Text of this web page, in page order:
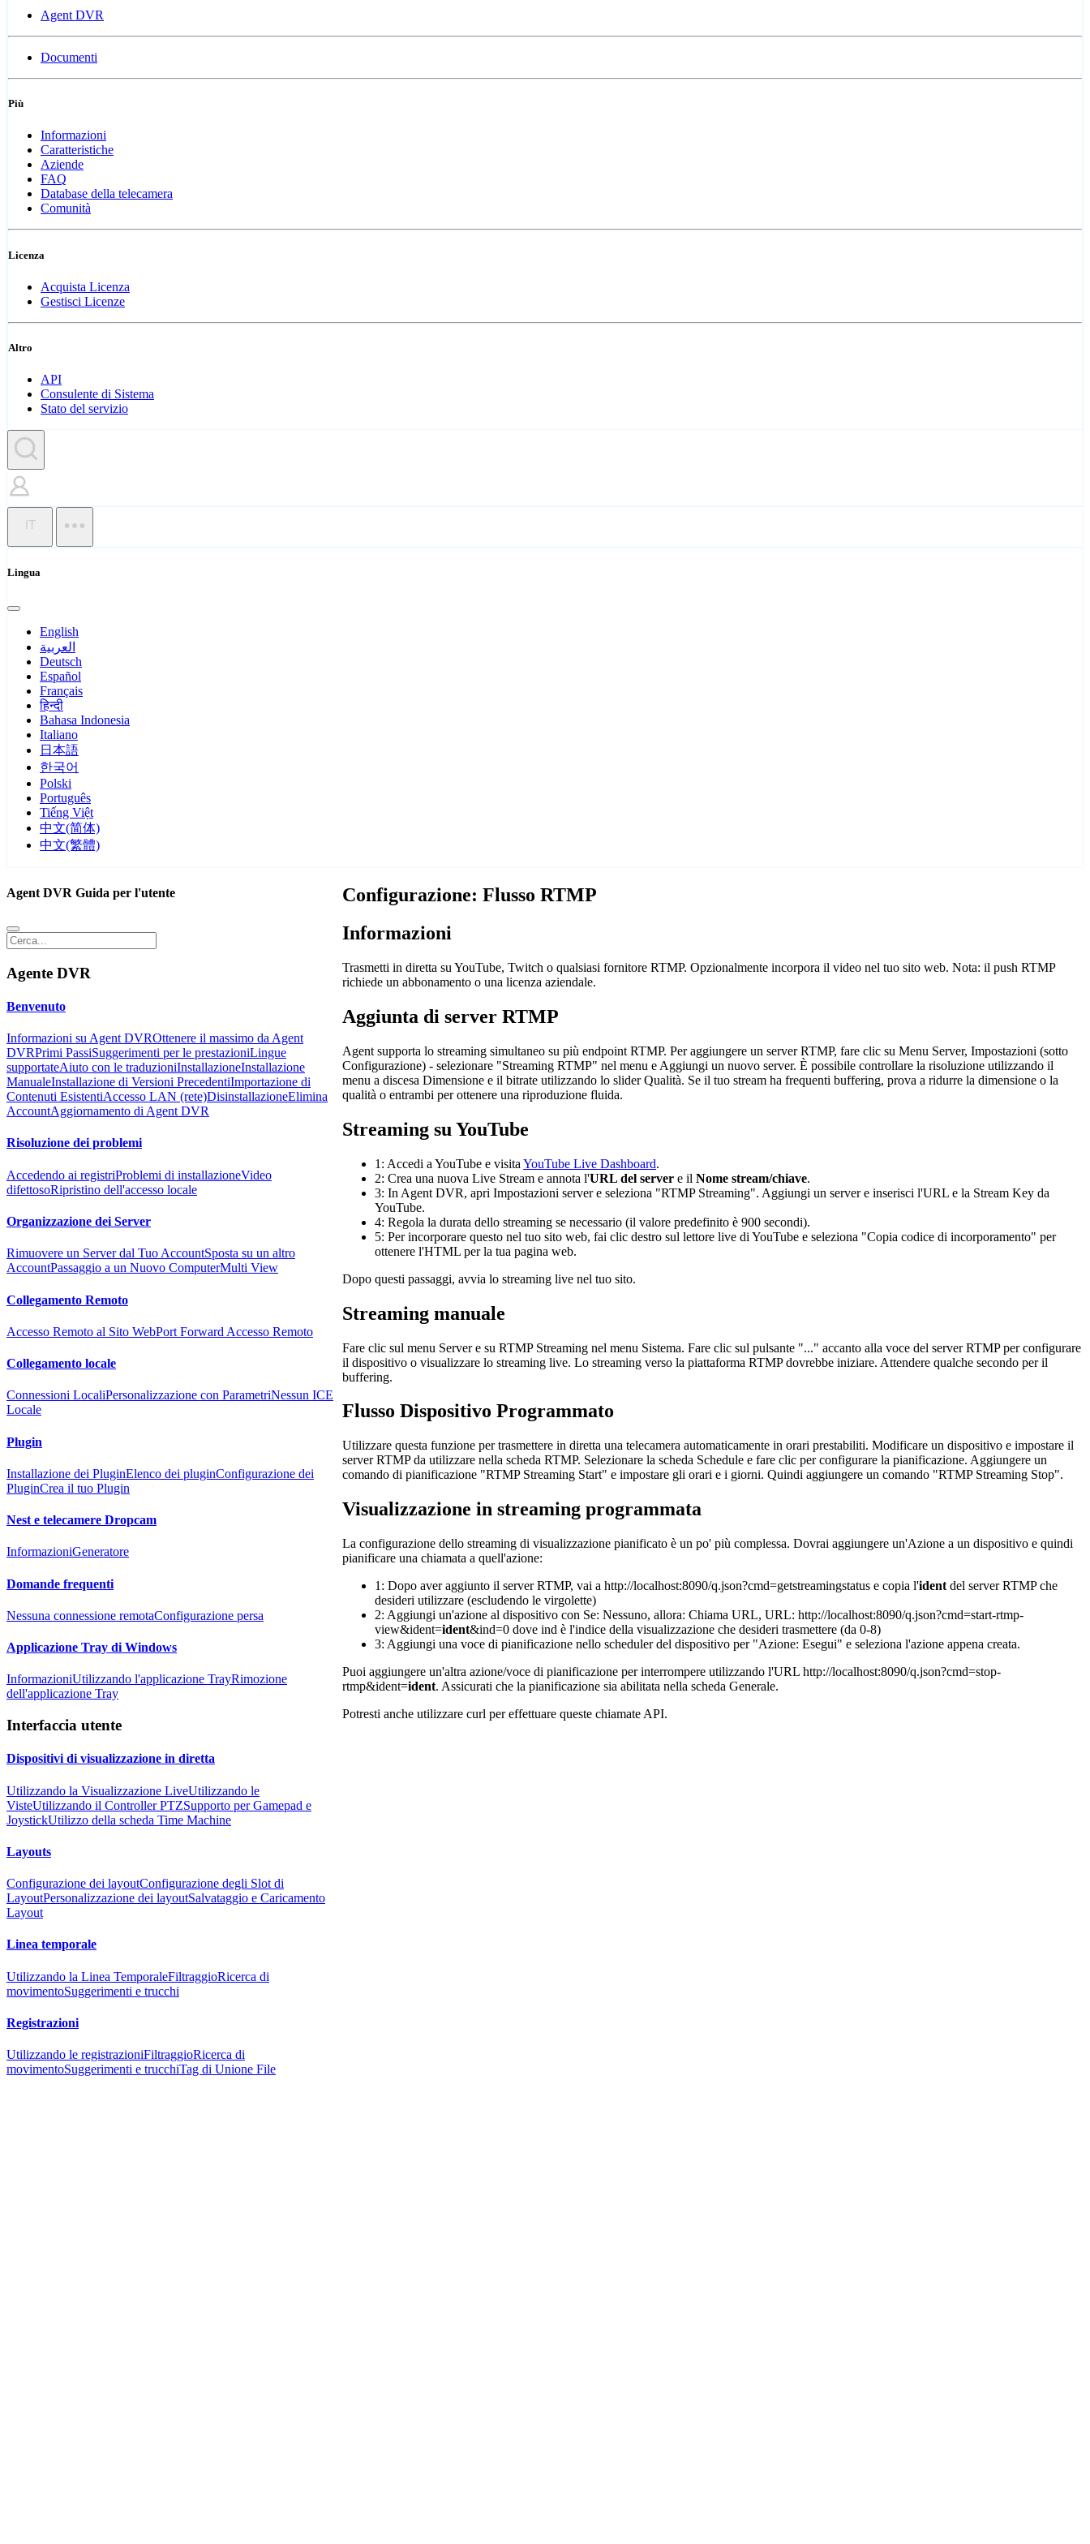
Agent DVR
Documenti
Più
Informazioni
Caratteristiche
Aziende
FAQ
Database della telecamera
Comunità
Licenza
Acquista Licenza
Gestisci Licenze
Altro
API
Consulente di Sistema
Stato del servizio
IT
Lingua
English
العربية
Deutsch
Español
Français
हिन्दी
Bahasa Indonesia
Italiano
日本語
한국어
Polski
Português
Tiếng Việt
中文(简体)
中文(繁體)
Configurazione: Flusso RTMP
Informazioni
Trasmetti in diretta su YouTube, Twitch o qualsiasi fornitore RTMP. Opzionalmente incorpora il video nel tuo sito web. Nota: il push RTMP
richiede un abbonamento o una licenza aziendale.
Aggiunta di server RTMP
Agent supporta lo streaming simultaneo su più endpoint RTMP. Per aggiungere un server RTMP, fare clic su Menu Server, Impostazioni (sotto
Configurazione) - selezionare "Streaming RTMP" nel menu e Aggiungi un nuovo server. È possibile controllare la risoluzione utilizzando il
menu a discesa Dimensione e il bitrate utilizzando lo slider Qualità. Se il tuo stream ha frequenti buffering, prova a ridurre la dimensione o la
qualità o entrambi per ottenere una riproduzione fluida.
Streaming su YouTube
1: Accedi a YouTube e visitaYouTube Live Dashboard.
2: Crea una nuova Live Stream e annota l'URL del server e ilNome stream/chiave.
3: In Agent DVR, apri Impostazioni server e seleziona "RTMP Streaming". Aggiungi un server e inserisci l'URL e la Stream Key da
YouTube.
4: Regola la durata dello streaming se necessario (il valore predefinito è 900 secondi).
5: Per incorporare questo nel tuo sito web, fai clic destro sul lettore live di YouTube e seleziona "Copia codice di incorporamento" per
ottenere l'HTML per la tua pagina web.
Dopo questi passaggi, avvia lo streaming live nel tuo sito.
Streaming manuale
Fare clic sul menu Server e su RTMP Streaming nel menu Sistema. Fare clic sul pulsante "..." accanto alla voce del server RTMP per configurare
il dispositivo o visualizzare lo streaming live. Lo streaming verso la piattaforma RTMP dovrebbe iniziare. Attendere qualche secondo per il
buffering.
Flusso Dispositivo Programmato
Utilizzare questa funzione per trasmettere in diretta una telecamera automaticamente in orari prestabiliti. Modificare un dispositivo e impostare il
server RTMP da utilizzare nella scheda RTMP. Selezionare la scheda Schedule e fare clic per configurare la pianificazione. Aggiungere un
comando di pianificazione "RTMP Streaming Start" e impostare gli orari e i giorni. Quindi aggiungere un comando "RTMP Streaming Stop".
Visualizzazione in streaming programmata
La configurazione dello streaming di visualizzazione pianificato è un po' più complessa. Dovrai aggiungere un'Azione a un dispositivo e quindi
pianificare una chiamata a quell'azione:
1: Dopo aver aggiunto il server RTMP, vai a http://localhost:8090/q.json?cmd=getstreamingstatus e copia l'ident del server RTMP che
desideri utilizzare (escludendo le virgolette)
2: Aggiungi un'azione al dispositivo con Se: Nessuno, allora: Chiama URL, URL: http://localhost:8090/q.json?cmd=start-rtmp-
view&ident=ident&ind=0 dove ind è l'indice della visualizzazione che desideri trasmettere (da 0-8)
3: Aggiungi una voce di pianificazione nello scheduler del dispositivo per "Azione: Esegui" e seleziona l'azione appena creata.
Puoi aggiungere un'altra azione/voce di pianificazione per interrompere utilizzando l'URL http://localhost:8090/q.json?cmd=stop-
rtmp&ident=ident. Assicurati che la pianificazione sia abilitata nella scheda Generale.
Potresti anche utilizzare curl per effettuare queste chiamate API.
Agent DVR Guida per l'utente
Agente DVR
Benvenuto
Informazioni su Agent DVROttenere il massimo da Agent
DVRPrimi PassiSuggerimenti per le prestazioniLingue
supportateAiuto con le traduzioniInstallazioneInstallazione
ManualeInstallazione di Versioni PrecedentiImportazione di
Contenuti EsistentiAccesso LAN (rete)DisinstallazioneElimina
AccountAggiornamento di Agent DVR
Risoluzione dei problemi
Accedendo ai registriProblemi di installazioneVideo
difettosoRipristino dell'accesso locale
Organizzazione dei Server
Rimuovere un Server dal Tuo AccountSposta su un altro
AccountPassaggio a un Nuovo ComputerMulti View
Collegamento Remoto
Accesso Remoto al Sito WebPort Forward Accesso Remoto
Collegamento locale
Connessioni LocaliPersonalizzazione con ParametriNessun ICE
Locale
Plugin
Installazione dei PluginElenco dei pluginConfigurazione dei
PluginCrea il tuo Plugin
Nest e telecamere Dropcam
InformazioniGeneratore
Domande frequenti
Nessuna connessione remotaConfigurazione persa
Applicazione Tray di Windows
InformazioniUtilizzando l'applicazione TrayRimozione
dell'applicazione Tray
Interfaccia utente
Dispositivi di visualizzazione in diretta
Utilizzando la Visualizzazione LiveUtilizzando le
VisteUtilizzando il Controller PTZSupporto per Gamepad e
JoystickUtilizzo della scheda Time Machine
Layouts
Configurazione dei layoutConfigurazione degli Slot di
LayoutPersonalizzazione dei layoutSalvataggio e Caricamento
Layout
Linea temporale
Utilizzando la Linea TemporaleFiltraggioRicerca di
movimentoSuggerimenti e trucchi
Registrazioni
Utilizzando le registrazioniFiltraggioRicerca di
movimentoSuggerimenti e trucchiTag di Unione File